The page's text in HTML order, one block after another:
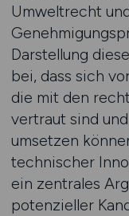
Umweltrecht
Darstellung
bei, dass sich
die mit den
vertraut sind
umsetzen
technischer
ein zentrales
potenzieller